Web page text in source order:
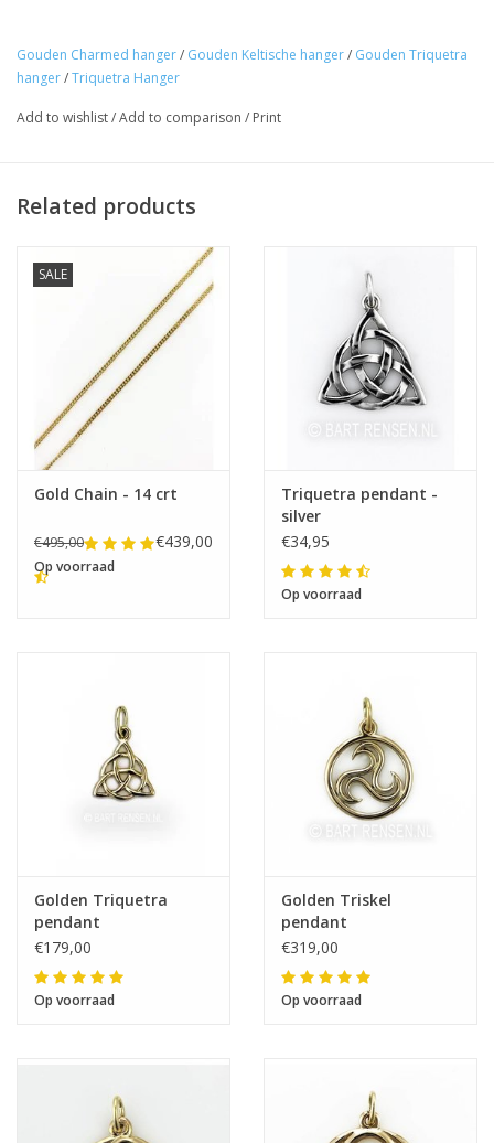
Gouden Charmed hanger/ Gouden Keltische hanger/ Gouden Triquetra
hanger/Triquetra Hanger
Add to wishlist/Add to comparison / Print
Related products
SALE
Gold Chain - 14 crt
€495,00 €439,00
Op voorraad
Triquetra pendant -
silver
€34,95
Op voorraad
Golden Triquetra
pendant
€179,00
Op voorraad
Golden Triskel
pendant
€319,00
Op voorraad